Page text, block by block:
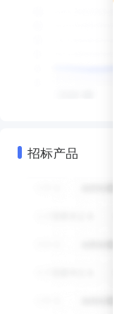
招标产品